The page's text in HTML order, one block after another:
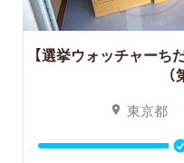
【選挙ウォッチャーち
東京都